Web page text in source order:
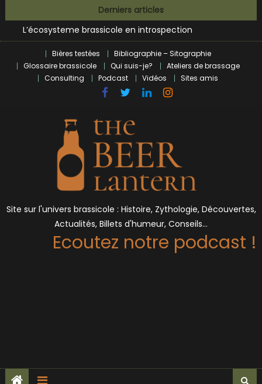
to
content
Derniers articles
L’écosysteme brassicole en introspection
Zoumaï : pionnier de la révolution craft à Marseille
L’intelligence artificielle dans le milieu brassicole
BrewDog racheté par Tilray pour une bouchée de pain ?
Bières et célébrités
Bières testées
Bibliographie – Sitographie
Glossaire brassicole
Qui suis-je?
Ateliers de brassage
Consulting
Podcast Vidéos Sites amis
Site sur l'univers brassicole : Histoire, Zythologie, Découvertes,
Actualités, Billets d'humeur, Conseils…
Ecoutez notre podcast !